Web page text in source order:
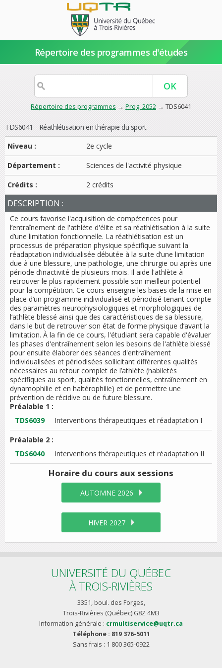
Répertoire des programmes d'études
Répertoire des programmes → Prog. 2052 → TDS6041
TDS6041 - Réathlétisation en thérapie du sport
Niveau :
2e cycle
Département : Sciences de l'activité physique
Crédits : 2 crédits
DESCRIPTION :
Ce cours favorise l'acquisition de compétences pour
l’entraînement de l'athlète d'élite et sa réathlétisation à la suite
d’une limitation fonctionnelle. La réathlétisation est un
processus de préparation physique spécifique suivant la
réadaptation individualisée débutée à la suite d’une limitation
due à une blessure, une pathologie, une chirurgie ou après une
période d’inactivité de plusieurs mois. Il aide l'athlète à
retrouver le plus rapidement possible son meilleur potentiel
pour la compétition. Ce cours enseigne les bases de la mise en
place d’un programme individualisé et périodisé tenant compte
des paramètres neurophysiologiques et morphologiques de
l’athlète blessé ainsi que des caractéristiques de sa blessure,
dans le but de retrouver son état de forme physique d’avant la
limitation. À la fin de ce cours, l'étudiant sera capable d'évaluer
les phases d'entraînement selon les besoins de l'athlète blessé
pour ensuite élaborer des séances d'entraînement
individualisées et périodisées sollicitant différentes qualités
nécessaires au retour complet de l’athlète (habiletés
spécifiques au sport, qualités fonctionnelles, entraînement en
dynamophilie et en haltérophilie) et de permettre une
prévention de récidive ou de future blessure.
Préalable 1 :
TDS6039
Interventions thérapeutiques et réadaptation I
Préalable 2 :
TDS6040
Interventions thérapeutiques et réadaptation II
Horaire du cours aux sessions
AUTOMNE 2026
HIVER 2027
UNIVERSITÉ DU QUÉBEC
À TROIS-RIVIÈRES
3351, boul. des Forges,
Trois-Rivières (Québec) G8Z 4M3
Information générale : crmultiservice@uqtr.ca
Téléphone : 819 376-5011
Sans frais : 1 800 365-0922